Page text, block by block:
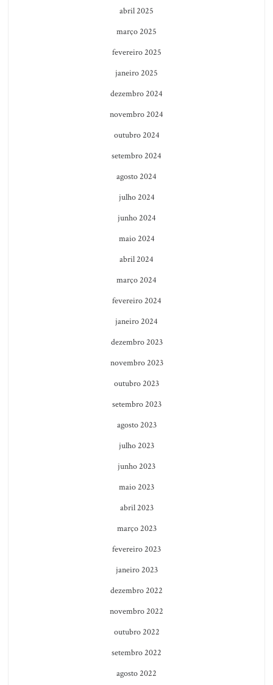
abril 2025
março 2025
fevereiro 2025
janeiro 2025
dezembro 2024
novembro 2024
outubro 2024
setembro 2024
agosto 2024
julho 2024
junho 2024
maio 2024
abril 2024
março 2024
fevereiro 2024
janeiro 2024
dezembro 2023
novembro 2023
outubro 2023
setembro 2023
agosto 2023
julho 2023
junho 2023
maio 2023
abril 2023
março 2023
fevereiro 2023
janeiro 2023
dezembro 2022
novembro 2022
outubro 2022
setembro 2022
agosto 2022